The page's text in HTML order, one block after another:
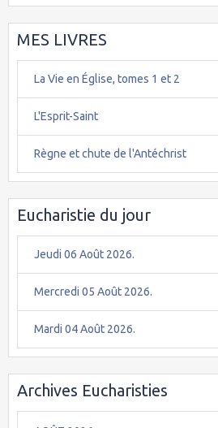
MES LIVRES
La Vie en Église, tomes 1 et 2
L'Esprit-Saint
Règne et chute de l'Antéchrist
Eucharistie du jour
Jeudi 06 Août 2026.
Mercredi 05 Août 2026.
Mardi 04 Août 2026.
Archives Eucharisties